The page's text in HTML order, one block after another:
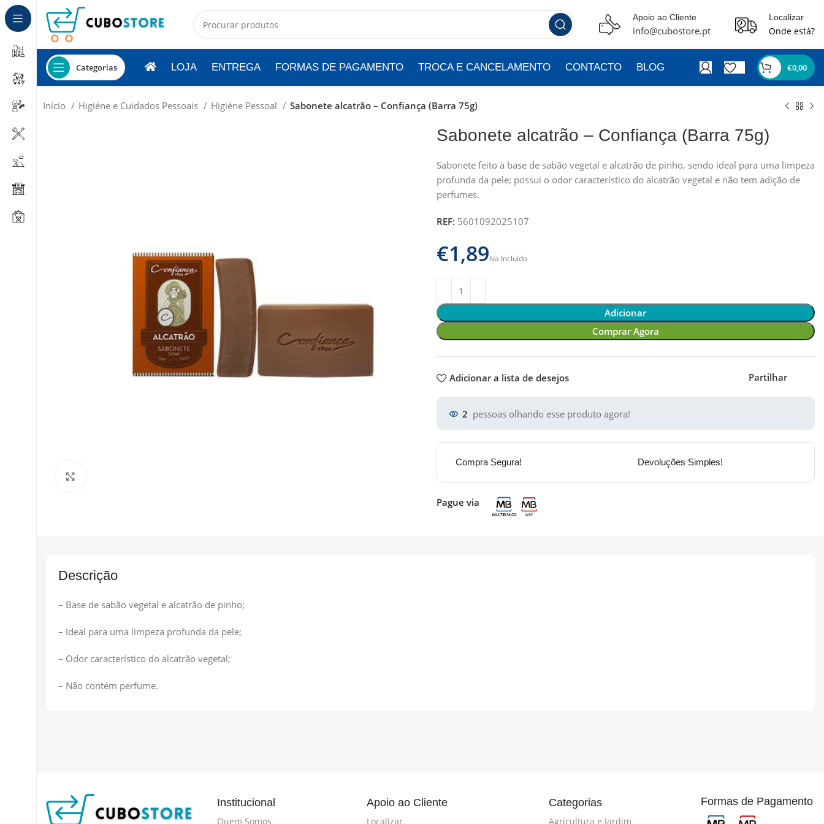
Apoio ao Cliente
info@cubostore.pt
Localizar
Onde está?
Categorias LOJA ENTREGA FORMAS DE PAGAMENTO TROCA E CANCELAMENTO CONTACTO BLOG €0,00
Início Higiéne e Cuidados Pessoais Higiéne Pessoal Sabonete alcatrão – Confiança (Barra 75g)
Sabonete alcatrão – Confiança (Barra 75g)
Sabonete feito à base de sabão vegetal e alcatrão de pinho, sendo ideal para uma limpeza
profunda da pele; possui o odor característico do alcatrão vegetal e não tem adição de
perfumes.
REF: 5601092025107
€
Adicionar
Comprar Agora
Adicionar a lista de desejos Partilhar
2 pessoas olhando esse produto agora!
Compra Segura! Devoluções Simples!
Pague via
Descrição
– Base de sabão vegetal e alcatrão de pinho;
– Ideal para uma limpeza profunda da pele;
– Odor característico do alcatrão vegetal;
– Não contém perfume.
Institucional
Quem Somos
Apoio ao Cliente
Localizar
Categorias
Agricultura e Jardim
Formas de Pagamento